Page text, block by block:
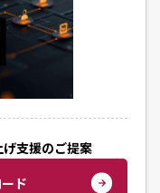
支援のご提案
ド